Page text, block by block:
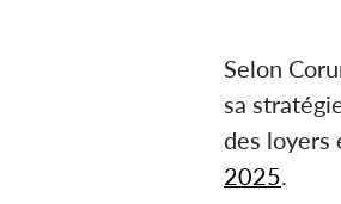
Selon
sa
des loyers
2025.